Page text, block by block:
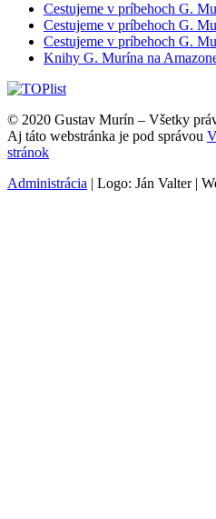
Cestujeme v príbehoch G.
Cestujeme v príbehoch G.
Cestujeme v príbehoch G.
Knihy G. Murína na
© 2020 Gustav Murín – Všetky
Aj táto webstránka je pod správou
stránok
Administrácia | Logo: Ján Valter |